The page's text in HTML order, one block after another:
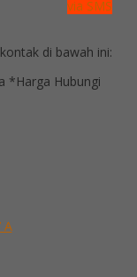
via SMS
di bawah ini:
*Harga Hubungi
A